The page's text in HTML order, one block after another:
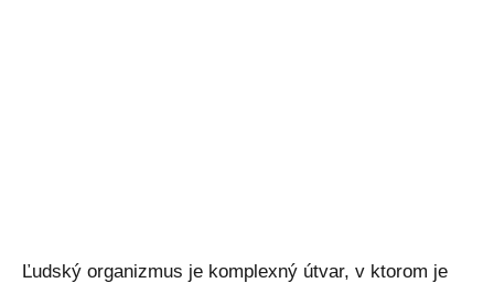
Ľudský organizmus je komplexný útvar, v ktorom je